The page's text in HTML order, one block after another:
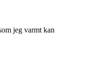
jeg varmt kan